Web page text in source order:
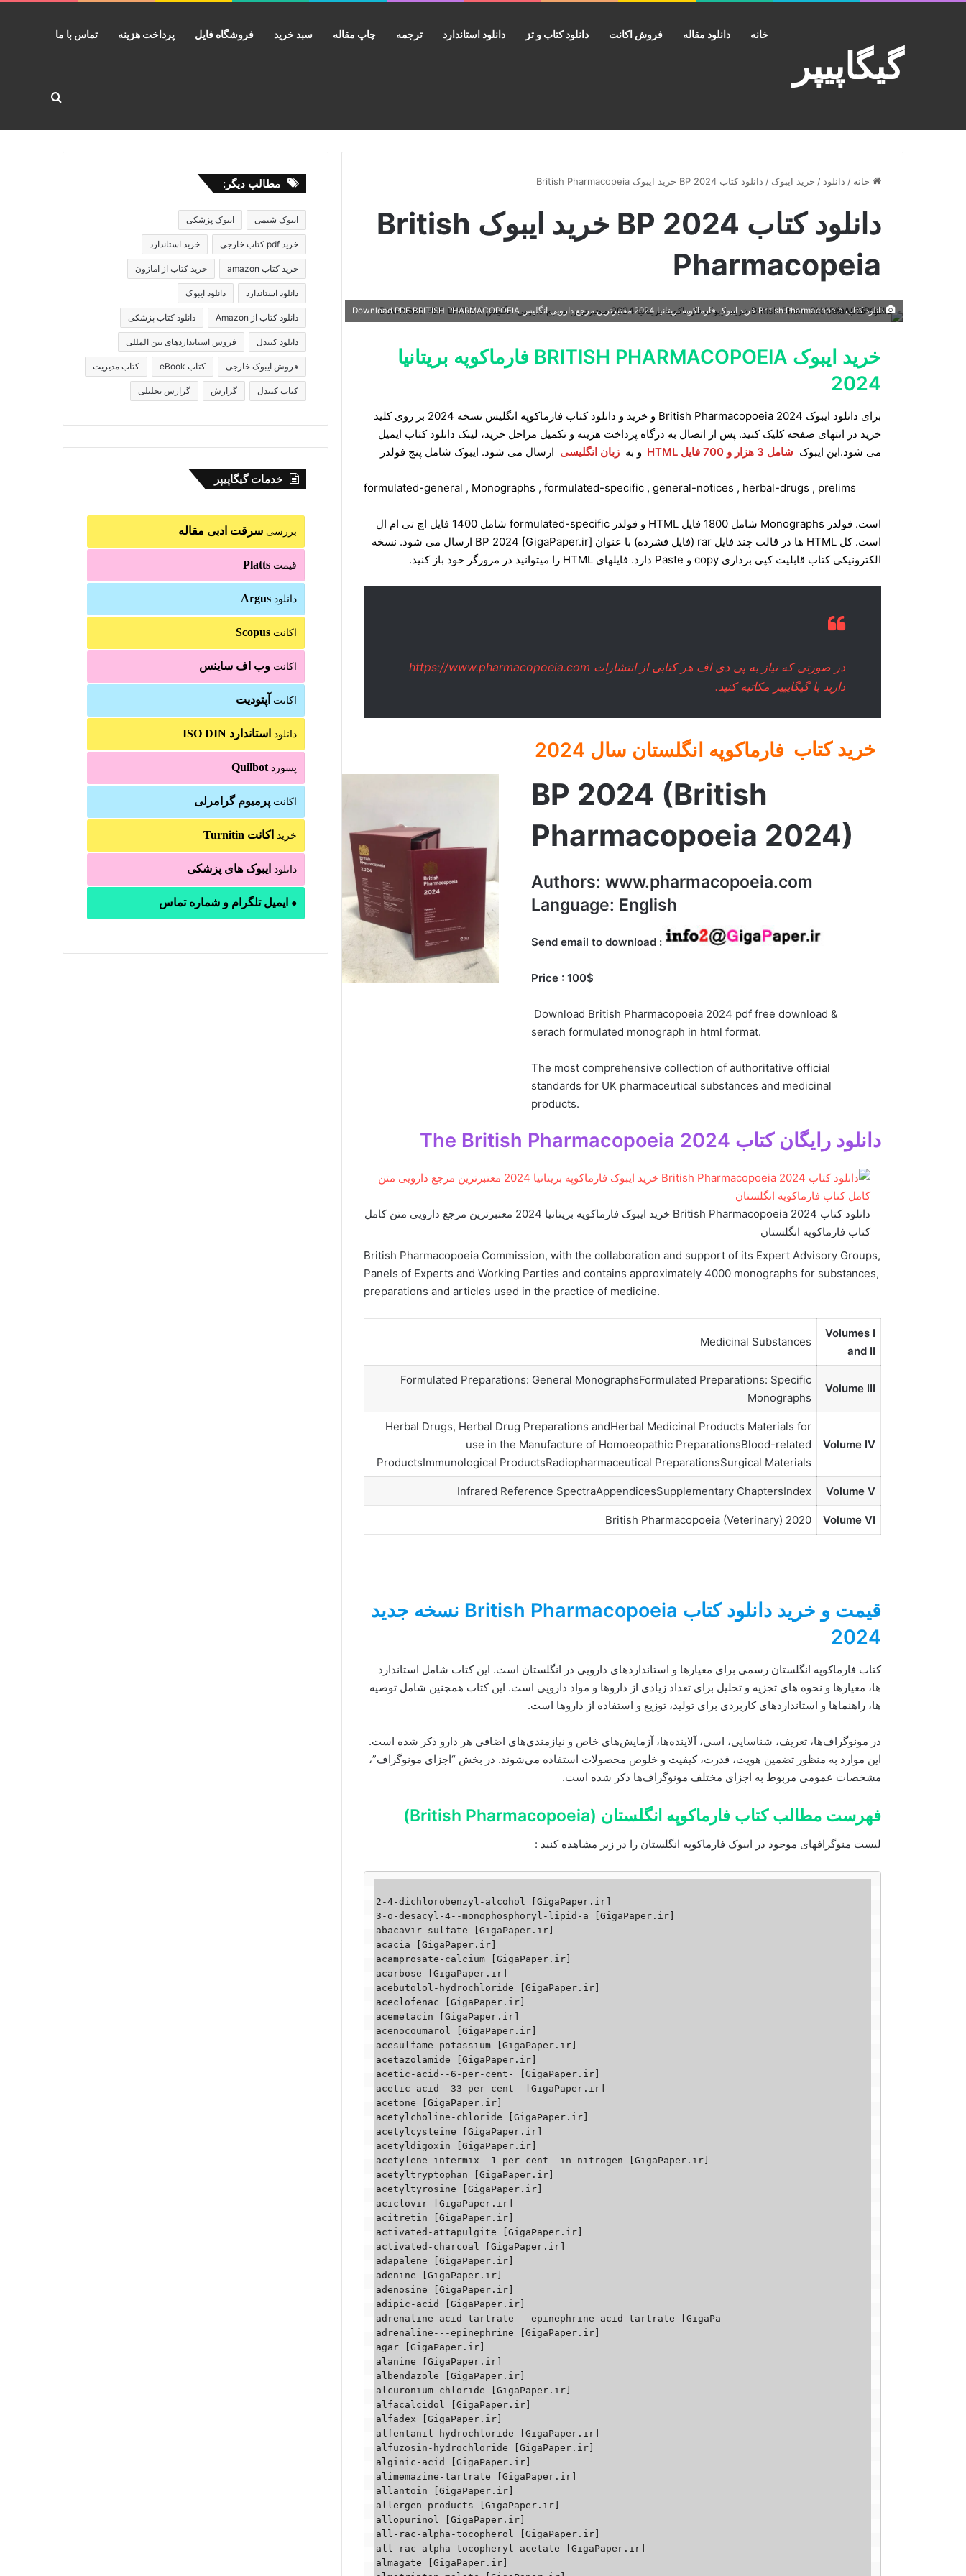
گیگاپیپر
خانه دانلود مقاله فروش اکانت دانلود کتاب و تز دانلود استاندارد ترجمه چاپ مقاله سبد خرید فروشگاه فایل پرداخت هزینه تماس با ما
جستجو
خانه / دانلود / خرید ایبوک / دانلود کتاب BP 2024 خرید ایبوک British Pharmacopeia
دانلود کتاب BP 2024 خرید ایبوک British
Pharmacopeia
دانلود کتاب British Pharmacopeia خرید ایبوک فارماکوپه بريتانيا 2024 معتبرترین مرجع دارویی انگلیس Download PDF BRITISH PHARMACOPOEIA
خرید ایبوک BRITISH PHARMACOPOEIA فارماکوپه بريتانيا
2024
برای دانلود ایبوک British Pharmacopoeia 2024 و خرید و دانلود کتاب فارماکوپه انگلیس نسخه 2024 بر روی کلید
خرید در انتهای صفحه کلیک کنید. پس از اتصال به درگاه پرداخت هزینه و تکمیل مراحل خرید، لینک دانلود کتاب ایمیل
می شود.این ایبوک شامل 3 هزار و 700 فایل HTML و به زبان انگلیسی ارسال می شود. ایبوک شامل پنج فولدر
formulated-general , Monographs , formulated-specific , general-notices , herbal-drugs , prelims
است. فولدر Monographs شامل 1800 فایل HTML و فولدر formulated-specific شامل 1400 فایل اچ تی ام ال
است. کل HTML ها در قالب چند فایل rar (فایل فشرده) با عنوان BP 2024 [GigaPaper.ir] ارسال می شود. نسخه
الکترونیکی کتاب قابلیت کپی برداری copy و Paste دارد. فایلهای HTML را میتوانید در مرورگر خود باز کنید.
در صورتی که نیاز به پی دی اف هر کتابی از انتشارات https://www.pharmacopoeia.com
دارید باگیگاپیپر مکاتبهکنید.
خرید کتاب فارماکوپه انگلستان سال 2024
BP 2024 (British
Pharmacopoeia 2024)
Authors: www.pharmacopoeia.com
Language: English
Send email to download :
Price : 100$
Download British Pharmacopoeia 2024 pdf free download &
serach formulated monograph in html format.
The most comprehensive collection of authoritative official
standards for UK pharmaceutical substances and medicinal
products.
دانلود رایگان کتاب The British Pharmacopoeia 2024
دانلود کتاب British Pharmacopoeia 2024 خرید ایبوک فارماکوپه بریتانیا 2024 معتبرترین مرجع دارویی متن کامل
کتاب فارماکوپه انگلستان
British Pharmacopoeia Commission, with the collaboration and support of its Expert Advisory Groups,
Panels of Experts and Working Parties and contains approximately 4000 monographs for substances,
preparations and articles used in the practice of medicine.
Volumes I
and II
Medicinal Substances
Volume III
Formulated Preparations: General MonographsFormulated Preparations: Specific
Monographs
Volume IV
Herbal Drugs, Herbal Drug Preparations andHerbal Medicinal Products Materials for
use in the Manufacture of Homoeopathic PreparationsBlood-related
ProductsImmunological ProductsRadiopharmaceutical PreparationsSurgical Materials
Volume V
Infrared Reference SpectraAppendicesSupplementary ChaptersIndex
Volume VI
British Pharmacopoeia (Veterinary) 2020
قیمت و خرید دانلود کتاب British Pharmacopoeia نسخه جدید
2024
کتاب فارماکوپه انگلستان رسمی برای معیارها و استانداردهای دارویی در انگلستان است. این کتاب شامل استاندارد
ها، معیارها و نحوه های تجزیه و تحلیل برای تعداد زیادی از داروها و مواد دارویی است. این کتاب همچنین شامل توصیه
ها، راهنماها و استانداردهای کاربردی برای تولید، توزیع و استفاده از داروها است.
در مونوگراف‌ها، تعریف، شناسایی، اسی، آلاینده‌ها، آزمایش‌های خاص و نیازمندی‌های اضافی هر دارو ذکر شده است.
این موارد به منظور تضمین هویت، قدرت، کیفیت و خلوص محصولات استفاده می‌شوند. در بخش “اجزای مونوگراف”،
مشخصات عمومی مربوط به اجزای مختلف مونوگراف‌ها ذکر شده است.
فهرست مطالب کتاب فارماکوپه انگلستان (British Pharmacopoeia)
لیست منوگرافهای موجود در ایبوک فارماکوپه انگلستان را در زیر مشاهده کنید :
مطالب دیگر:
ایبوک شیمی ایبوک پزشکی
خرید pdf کتاب خارجی خرید استاندارد
خرید کتاب amazon خرید کتاب از امازون
دانلود استاندارد دانلود ایبوک
دانلود کتاب از Amazon دانلود کتاب پزشکی
دانلود کیندل فروش استانداردهای بین المللی
فروش ایبوک خارجی کتاب eBook کتاب مدیریت
کتاب کیندل گزارش گزارش تحلیلی
خدمات گیگاپیپر
بررسیسرقت ادبی مقاله
قیمتPlatts
دانلودArgus
اکانتScopus
اکانتوب اف ساینس
اکانت آپتودیت
دانلود استاندارد ISO DIN
پسوردQuilbot
اکانتپرمیوم گرامرلی
خرید اکانت Turnitin
دانلود ایبوک های پزشکی
● ایمیل تلگرام و شماره تماس